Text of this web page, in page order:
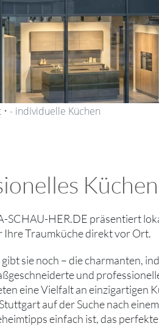
- individuelle Küchen
SCHAU-HER.DE präsentiert
Ihre Traumküche direkt vor Ort.
gibt sie noch – die charmanten,
und
eine Vielfalt an einzigartigen
auf der Suche nach
einfach ist, das